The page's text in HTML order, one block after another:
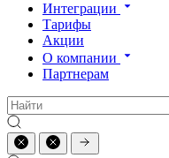
Интеграции
Тарифы
Акции
О компании
Партнерам